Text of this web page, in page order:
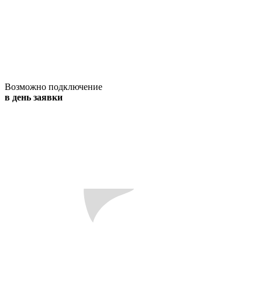
Возможно подключение
в день заявки